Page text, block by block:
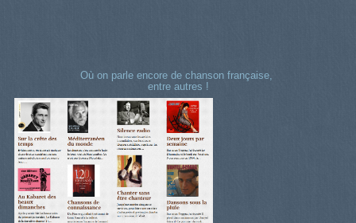
Où on parle encore de chanson française,
entre autres !